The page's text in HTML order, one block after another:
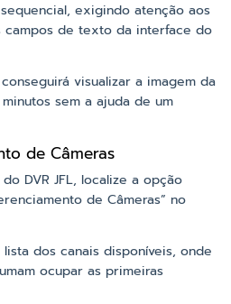
exigindo atenção aos
campos de texto da interface do
visualizar a imagem da
sem a ajuda de um
de Câmeras
DVR JFL, localize a opção
de Câmeras” no
dos canais disponíveis, onde
ocupar as primeiras